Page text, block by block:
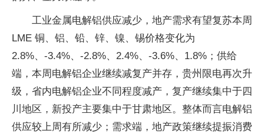
工业金属电解铝供应减少，地产需求有望复苏本周
LME 铜、铝、铅、锌、镍、锡价格变化为
2.8%、-3.4%、-2.8%、2.4%、-3.6%、1.8%；供给
端，本周电解铝企业继续减复产并存，贵州限电再次升
级，省内电解铝企业不同程度减产，复产继续集中于四
川地区，新投产主要集中于甘肃地区。整体而言电解铝
供应较上周有所减少；需求端，地产政策继续提振消费